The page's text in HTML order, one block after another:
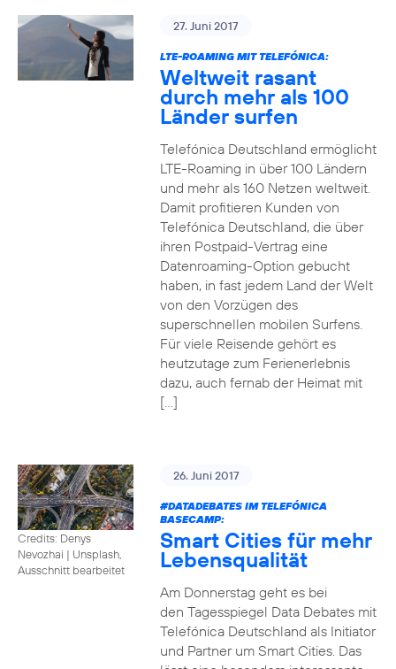
27. Juni 2017
LTE-ROAMING MIT TELEFÓNICA:
Weltweit rasant
durch mehr als 100
Länder surfen
Telefónica Deutschland ermöglicht
LTE-Roaming in über 100 Ländern
und mehr als 160 Netzen weltweit.
Damit profitieren Kunden von
Telefónica Deutschland, die über
ihren Postpaid-Vertrag eine
Datenroaming-Option gebucht
haben, in fast jedem Land der Welt
von den Vorzügen des
superschnellen mobilen Surfens.
Für viele Reisende gehört es
heutzutage zum Ferienerlebnis
dazu, auch fernab der Heimat mit
[…]
Credits: Denys
Nevozhai | Unsplash,
Ausschnitt bearbeitet
26. Juni 2017
#DATADEBATESIM TELEFÓNICA
BASECAMP:
Smart Cities für mehr
Lebensqualität
Am Donnerstag geht es bei
den Tagesspiegel Data Debates mit
Telefónica Deutschland als Initiator
und Partner um Smart Cities. Das